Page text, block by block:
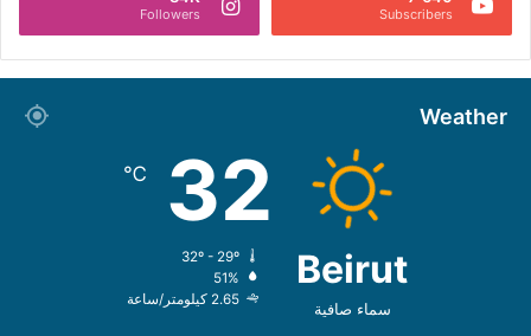
Subscribers
Followers
Weather
Beirut
سماء صافية
32
℃
51%
2.65 كيلومتر/ساعة